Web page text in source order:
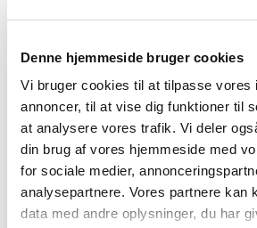
Denne hjemmeside bruger cookies
Vi bruger cookies til at tilpasse vores
annoncer, til at vise dig funktioner til
at analysere vores trafik. Vi deler
din brug af vores hjemmeside med
for sociale medier,
analysepartnere. Vores partnere kan
data med andre oplysninger, du har
Du vil måske også